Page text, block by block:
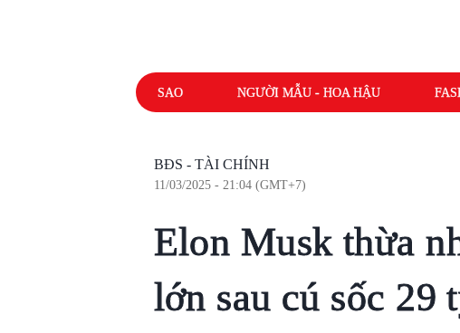
SAO NGƯỜI MẪU - HOA HẬU
BĐS - TÀI CHÍNH
11/03/2025 - 21:04 (GMT+7)
Elon Musk thừa
lớn sau cú sốc 29